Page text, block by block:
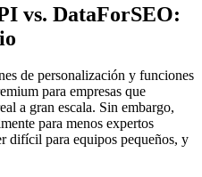
vs. DataForSEO:
de personalización y funciones
para empresas que
a gran escala. Sin embargo,
para menos expertos
difícil para equipos pequeños, y